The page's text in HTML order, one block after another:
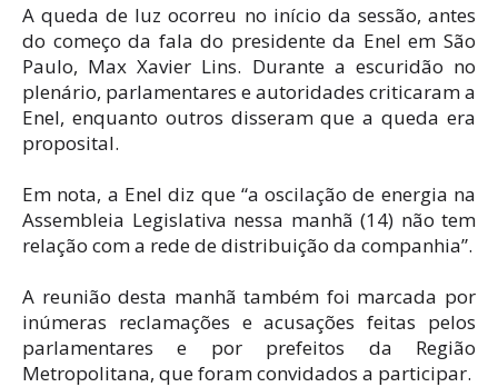
A queda de luz ocorreu no início da sessão, antes
do começo da fala do presidente da Enel em São
Paulo, Max Xavier Lins. Durante a escuridão no
plenário, parlamentares e autoridades criticaram a
Enel, enquanto outros disseram que a queda era
proposital.
Em nota, a Enel diz que “a oscilação de energia na
Assembleia Legislativa nessa manhã (14) não tem
relação com a rede de distribuição da companhia”.
A reunião desta manhã também foi marcada por
inúmeras reclamações e acusações feitas pelos
parlamentares e por prefeitos da Região
Metropolitana, que foram convidados a participar.